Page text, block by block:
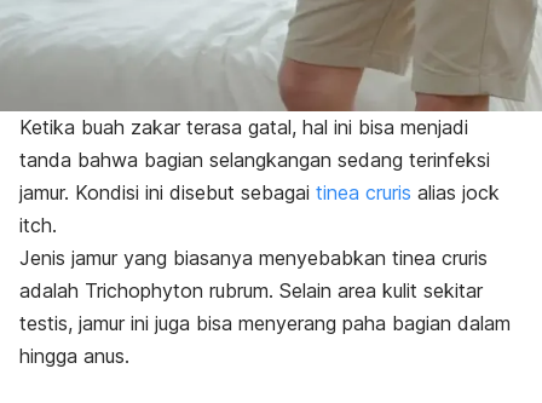
Ketika buah zakar terasa gatal, hal ini bisa menjadi
tanda bahwa bagian selangkangan sedang terinfeksi
jamur. Kondisi ini disebut sebagai tinea cruris alias jock
itch.
Jenis jamur yang biasanya menyebabkan tinea cruris
adalah Trichophyton rubrum. Selain area kulit sekitar
testis, jamur ini juga bisa menyerang paha bagian dalam
hingga anus.